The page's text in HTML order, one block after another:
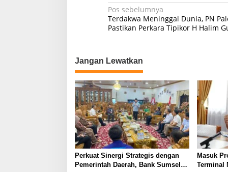
N
a
i
g
a
s
i
p
o
s
Pos sebelumnya
Terdakwa Meninggal Dunia, PN
Pastikan Perkara Tipikor H Halim
Jangan Lewatkan
Perkuat Sinergi Strategis dengan
Pemerintah Daerah, Bank Sumsel
Masuk
Terminal